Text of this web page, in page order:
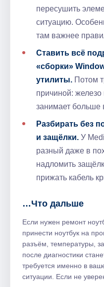
пересушить
ситуацию.
там важнее
Ставить всё
«сборки»
утилиты. Потом
причиной: железо
занимает больше
Разбирать без
и защёлки. У
разный даже в
надломить
прижать кабель
…Что дальше
Если нужен ремонт
принести ноутбук на
разъём, температуры,
после диагностики
требуется именно в
ситуации. Если не